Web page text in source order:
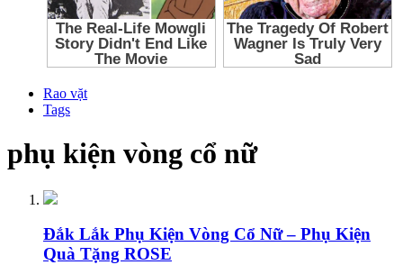
Rao vặt
Tags
phụ kiện vòng cổ nữ
Đắk Lắk Phụ Kiện Vòng Cổ Nữ – Phụ Kiện
Quà Tặng ROSE